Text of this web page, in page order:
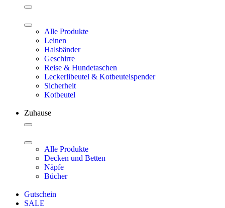
Alle Produkte
Leinen
Halsbänder
Geschirre
Reise & Hundetaschen
Leckerlibeutel & Kotbeutelspender
Sicherheit
Kotbeutel
Zuhause
Alle Produkte
Decken und Betten
Näpfe
Bücher
Gutschein
SALE